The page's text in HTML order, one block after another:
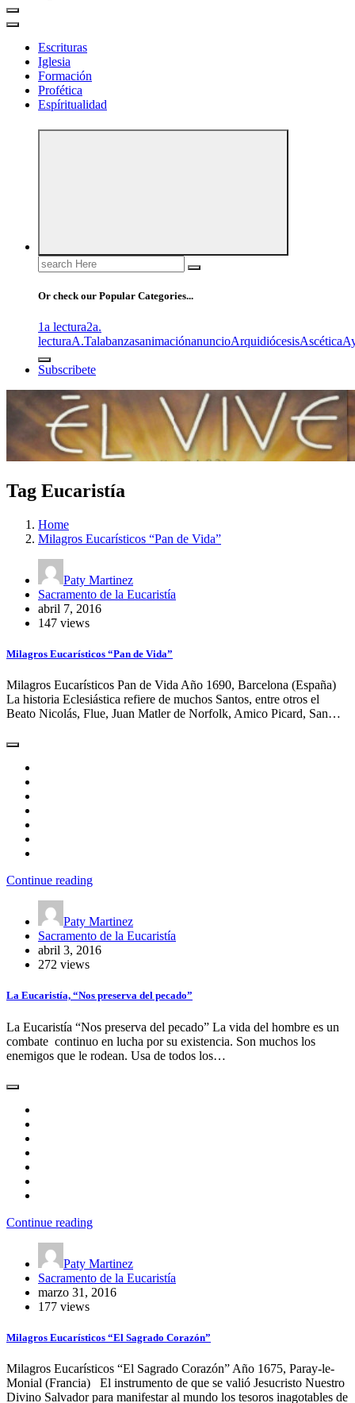
Escrituras
Iglesia
Formación
Profética
Espíritualidad
Search
for:
Or check our Popular Categories...
1a lectura2a.
lecturaA.TalabanzasanimaciónanuncioArquidiócesisAscética
Subscribete
Tag Eucaristía
Home
Milagros Eucarísticos “Pan de Vida”
Paty Martinez
Sacramento de la Eucaristía
abril 7, 2016
147 views
Milagros Eucarísticos “Pan de Vida”
Milagros Eucarísticos Pan de Vida Año 1690, Barcelona (España)
La historia Eclesiástica refiere de muchos Santos, entre otros el
Beato Nicolás, Flue, Juan Matler de Norfolk, Amico Picard, San…
Continue reading
Paty Martinez
Sacramento de la Eucaristía
abril 3, 2016
272 views
La Eucaristía, “Nos preserva del pecado”
La Eucaristía “Nos preserva del pecado” La vida del hombre es un
combate continuo en lucha por su existencia. Son muchos los
enemigos que le rodean. Usa de todos los…
Continue reading
Paty Martinez
Sacramento de la Eucaristía
marzo 31, 2016
177 views
Milagros Eucarísticos “El Sagrado Corazón”
Milagros Eucarísticos “El Sagrado Corazón” Año 1675, Paray-le-
Monial (Francia) El instrumento de que se valió Jesucristo Nuestro
Divino Salvador para manifestar al mundo los tesoros inagotables de